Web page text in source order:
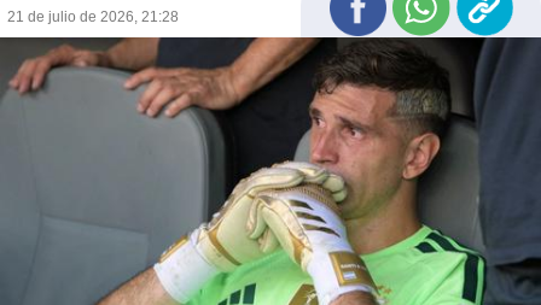
21 de julio de 2026, 21:28